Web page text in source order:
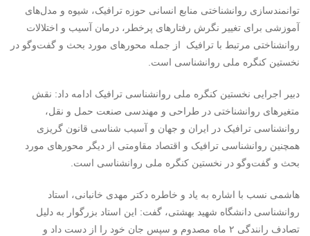
توانمندسازی روانشناختی منابع انسانی حوزه ترافیک، شیوه و مدل‌های
آموزشی برای تغییر نگرش رفتارهای پرخطر، درمان آسیب و اختلالات
روانشناختی مرتبط با ترافیک از جمله محورهای مورد بحث و گفت‌وگو در
نخستین کنگره ملی روانشناسی است.
دبیر اجرایی نخستین کنگره ملی روانشناسی ترافیک ادامه داد: نقش
متغیرهای روانشناختی در طراحی و مهندسی صنعت حمل و نقل،
روانشناسی ترافیک در ایران و جهان و آسیب شناسی قانون گریزی
همچنین روانشناسی ترافیک و اقتصاد مقاومتی از دیگر محورهای مورد
بحث و گفت‌وگو در نخستین کنگره ملی روانشناسی است.
هاشمی نسب با اشاره به یاد و خاطره دکتر مهدی خانبانی، استاد
روانشناسی دانشگاه شهید بهشتی، گفت: این استاد بزرگوار به دلیل
تصادف رانندگی ۲ ماه مصدوم و سپس جان خود را از دست داد و